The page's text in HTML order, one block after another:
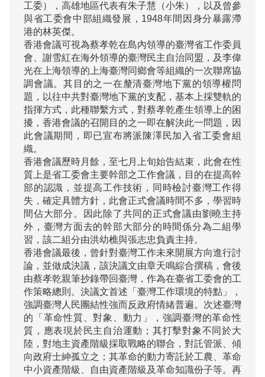
工委），高雄地區代表有朱子慧（小朱），以及曾參
與省工委會中部組織發展，1948年間因身分暴露滯
港的林英傑。
香港會議可視為蔡孝乾在島內領導的臺灣省工作委員
會、謝雪紅在海外領導的臺灣民主自治同盟，及李偉
光在上海領導的上海臺灣同鄉會等組織的一次聯席協
調會議。其目的之一在釐清臺灣地下黨的領導權問
題，以往中共對臺灣地下黨的支配，基本上採雙軌的
指揮方式，此種聯繫方式，對蔡孝乾產生領導上的困
擾，香港會議的召開目的之一即在解決此一問題，因
此會議期間，即已宣布將派陳澤民加入省工委會組
織。
香港會議歷時月餘，至七月上旬始告結束，此會在性
質上是省工委會主要幹部之工作會議，目的在提高幹
部的認識，並提高工作技術，同時檢討臺灣工作得
失，確定具體方針，此會正式會議時間不多，學習時
間佔大部分。因此除了共同的正式會議由劉曉主持
外，臺灣方面去的幹部大部分的時間係分為二組學
習，該二組分由洪幼樵與張志忠負責主持。
香港會議最後，曾針對臺灣工作未來開展方向進行討
論，並做成決議，該決議文由章天鳴綜合撰稿，會後
由蔡孝乾親筆抄錄帶回臺灣，作為在臺省工委會的工
作策略總則。決議文首述「臺灣工作環境的特點」，
強調臺灣人民團結性強而反政府情緒普遍。次述臺灣
的「革命性質、對象、動力」，強調臺灣的革命性
質，應表現於民主自治運動；其打擊對象不同於大
陸，對地主資產階級採取戰略的聯合，對託管派、傾
向政府士紳孤立之；其革命的動力寄託於工農、革命
中小資產階級、自由資產階級及革命知識份子等。再